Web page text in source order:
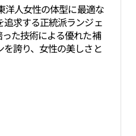
洋人女性の体型に最適な
求する正統派ランジェ
た技術による優れた補
誇り、女性の美しさと